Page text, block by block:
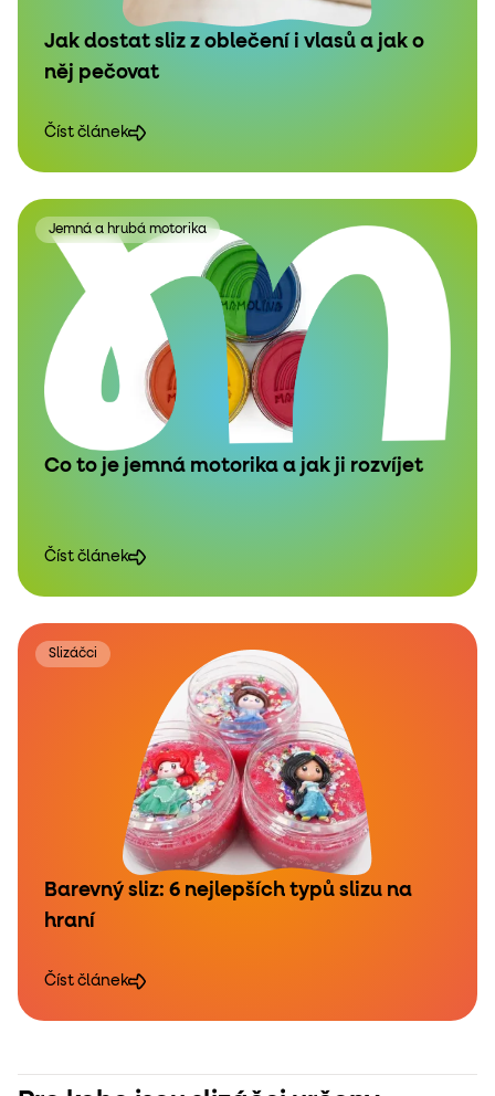
Jak dostat sliz z oblečení i vlasů a jak o
něj pečovat
Číst článek
Jemná a hrubá motorika
Co to je jemná motorika a jak ji rozvíjet
Číst článek
Slizáčci
Barevný sliz: 6 nejlepších typů slizu na
hraní
Číst článek